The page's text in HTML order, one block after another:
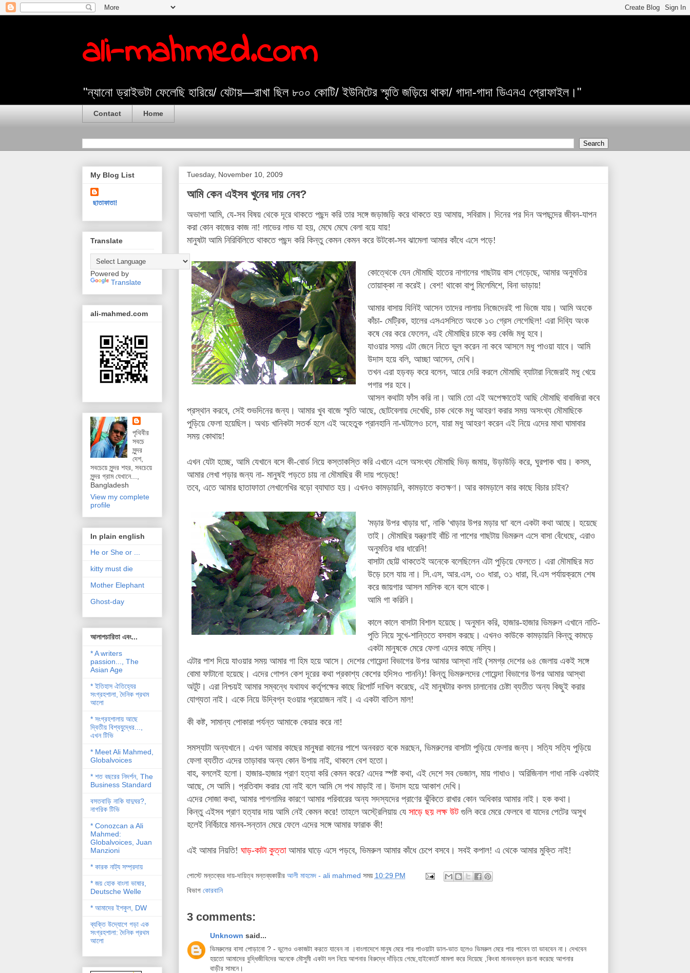
ali-mahmed.com
"ন্যানো ড্রাইভটা ফেলেছি হারিয়ে/ যেটায়—রাখা ছিল ৮০০ কোটি/ ইউনিটের স্মৃতি জড়িয়ে থাকা/ গাদা-গাদা ডিএনএ প্রোফাইল।"
Contact Home
Tuesday, November 10, 2009
আমি কেন এইসব খুনের দায় নেব?
অভাগা আমি, যে-সব বিষয় থেকে দূরে থাকতে পছন্দ করি তার সঙ্গে জড়াজড়ি করে থাকতে হয় আমায়, সবিরাম। দিনের পর দিন অপছন্দের জীবন-যাপন
করা কোন কাজের কাজ না! লাভের লাভ যা হয়, মেঘে মেঘে বেলা বয়ে যায়!
মানুষটা আমি নিরিবিলিতে থাকতে পছন্দ করি কিন্তু কেমন কেমন করে উটকো-সব ঝামেলা আমার কাঁধে এসে পড়ে!
কোত্থেকে যেন মৌমাছি হাতের নাগালের গাছটায় বাস গেড়েছে, আমার অনুমতির
তোয়াক্কা না করেই। বেশ! থাকো বাপু মিলেমিশে, বিনা ভাড়ায়!
আমার বাসায় যিনিই আসেন তাদের লালায় নিজেদেরই পা ভিজে যায়। আমি অংকে
কাঁচা- মেট্রিক, হালের এসএসসিতে অংকে ১৩ গ্রেস লেগেছিল! এরা দিব্যি অংক
কষে বের করে ফেলেন, এই মৌমাছির চাকে কয় কেজি মধু হবে।
যাওয়ার সময় এটা জেনে নিতে ভুল করেন না কবে আসলে মধু পাওয়া যাবে। আমি
উদাস হয়ে বলি, আচ্ছা আসেন, দেখি।
তখন এরা হড়বড় করে বলেন, আরে দেরি করলে মৌমাছি ব্যাটারা নিজেরাই মধু খেয়ে
পগার পর হবে।
আসল কথাটা ফাঁস করি না। আমি তো এই অপেক্ষাতেই আছি মৌমাছি বাবাজিরা কবে
প্রস্থান করবে, সেই শুভদিনের জন্য। আমার খুব বাজে স্মৃতি আছে, ছোটবেলায় দেখেছি, চাক থেকে মধু আহরণ করার সময় অসংখ্য মৌমাছিকে
পুড়িয়ে ফেলা হয়েছিল। অথচ খানিকটা সতর্ক হলে এই অহেতুক প্রানহানি না-ঘটালেও চলে, যারা মধু আহরণ করেন এই নিয়ে এদের মাথা ঘামাবার
সময় কোথায়!
এখন যেটা হচ্ছে, আমি যেখানে বসে কী-বোর্ড নিয়ে কস্তাকস্তি করি এখানে এসে অসংখ্য মৌমাছি ভিড় জমায়, উড়াউড়ি করে, ঘুরপাক খায়। কসম,
আমার লেখা পড়ার জন্য না- মানুষই পড়তে চায় না মৌমাছির কী দায় পড়েছে!
তবে, এতে আমার ছাতাফাতা লেখালেখির বড়ো ব্যাঘাত হয়। এখনও কামড়ায়নি, কামড়াতে কতক্ষণ। আর কামড়ালে কার কাছে বিচার চাইব?
'মড়ার উপর খাড়ার ঘা', নাকি 'খাড়ার উপর মড়ার ঘা' বলে একটা কথা আছে। হয়েছে
তাই। মৌমাছির যন্ত্রণাই বাঁচি না পাশের গাছটায় ভিমরুল এসে বাসা বেঁধেছে, এরাও
অনুমতির ধার ধারেনি!
বাসাটা ছোট্ট থাকতেই অনেকে বলেছিলেন এটা পুড়িয়ে ফেলতে। এরা মৌমাছির মত
উড়ে চলে যায় না। সি.এস, আর.এস, ৩০ ধারা, ৩১ ধারা, বি.এস পর্যায়ক্রমে শেষ
করে জায়গার আসল মালিক বনে বসে থাকে।
আমি গা করিনি।
কালে কালে বাসাটা বিশাল হয়েছে। অনুমান করি, হাজার-হাজার ভিমরুল এখানে নাতি-
পুতি নিয়ে সুখে-শান্তিতে বসবাস করছে। এখনও কাউকে কামড়ায়নি কিন্তু কামড়ে
একটা মানুষকে মেরে ফেলা এদের কাছে নস্যি।
এটার পাশ দিয়ে যাওয়ার সময় আমার গা হিম হয়ে আসে। দেশের গোয়েন্দা বিভাগের উপর আমার আস্থা নাই (সমগ্র দেশের ৬৪ জেলায় একই সঙ্গে
বোমা ফাটানো হয়েছে। এদের গোপন কেশ দূরের কথা প্রকাশ্য কেশের হদিসও পাননি)! কিন্তু ভিমরুলদের গোয়েন্দা বিভাগের উপর আমার আস্থা
অটুট। এরা নিশ্চয়ই আমার সম্বন্ধে যথাযথ কর্তৃপক্ষের কাছে রিপোর্ট দাখিল করেছে, এই মানুষটার কলম চালানোর চেষ্টা ব্যতীত অন্য কিছুই করার
যোগ্যতা নাই। একে নিয়ে উদ্বিগ্ন হওয়ার প্রয়োজন নাই। এ একটা বাতিল মাল!
কী কষ্ট, সামান্য পোকারা পর্যন্ত আমাকে কেয়ার করে না!
সমস্যাটা অন্যখানে। এখন আমার কাছের মানুষরা কানের পাশে অনবরত বকে মরছেন, ভিমরুলের বাসাটা পুড়িয়ে ফেলার জন্য। সত্যি সত্যি পুড়িয়ে
ফেলা ব্যতীত এদের তাড়াবার অন্য কোন উপায় নাই, থাকলে বেশ হতো।
বাহ, বললেই হলো। হাজার-হাজার প্রাণ হত্যা করি কেমন করে? এদের স্পষ্ট কথা, এই দেশে সব ভেজাল, মায় গাধাও। অরিজিনাল গাধা নাকি একটাই
আছে, সে আমি। প্রতিবাদ করার যো নাই বলে আমি সে পথ মাড়াই না। উদাস হয়ে আকাশ দেখি।
এদের সোজা কথা, আমার পাগলামির কারণে আমার পরিবারের অন্য সদস্যদের প্রাণের ঝুঁকিতে রাখার কোন অধিকার আমার নাই। হক কথা।
কিন্তু এইসব প্রাণ হত্যার দায় আমি নেই কেমন করে! তাহলে অস্ট্রেলিয়ায় যে সাড়ে ছয় লক্ষ উটগুলি করে মেরে ফেলবে বা যাদের পেটের অসুখ
হলেই নির্বিচারে মানব-সন্তান মেরে ফেলে এদের সঙ্গে আমার ফারাক কী!
এই আমার নিয়তি! ঘাড়-কাটা কুত্তাআমার ঘাড়ে এসে পড়বে, ভিমরুল আমার কাঁধে চেপে বসবে। সবই কপাল! এ থেকে আমার মুক্তি নাই!
পোস্টে মন্তব্যের দায়-দায়িত্ব মন্তব্যকারীর আলী মাহমেদ - ali mahmed সময় 10:29 PM
বিভাগ কোরবানি
3 comments:
Unknown said...
ভিমরুলের বাসা পোড়ানো ? - ভুলেও ওকাজটা করতে যাবেন না ।বাংলাদেশে মানুষ মেরে পার পাওয়াটা ডাল-ভাত হলেও ভিমরুল মেরে পার পাবেন তা ভাববেন না। দেখবেন
হয়তো আমাদের বুদ্ধিজীবিদের অনেকে মৌসুমী একটা দল নিয়ে আপনার বিরুদ্ধে দাঁড়িয়ে গেছে,হাইকোর্টে মামলা করে দিয়েছে ,কিংবা মানববন্ধন রচনা করেছে আপনার
বাড়ীর সামনে।
My Blog List
ছাতাফাতা!
Translate
Powered by
Translate
ali-mahmed.com
পৃথিবীর
সবচে
সুন্দর
দেশ,
সবচেয়ে সুন্দর শহর, সবচেয়ে
সুন্দর গ্রাম যেখানে...,
Bangladesh
View my complete
profile
In plain english
He or She or ...
kitty must die
Mother Elephant
Ghost-day
আলাপচারিতা এবং...
* A writers
passion..., The
Asian Age
* ইতিহাস ঐতিহ্যের
সংগ্রহশালা, দৈনিক প্রথম
আলো
* সংগ্রহশালায় আছে
দ্বিতীয় বিশ্বযু্দ্ধের...,
এখন টিভি
* Meet Ali Mahmed,
Globalvoices
* শত বছরের নিদর্শন, The
Business Standard
বসতবাড়ি নাকি যাদুঘর?,
নাগরিক টিভি
* Conozcan a Ali
Mahmed:
Globalvoices, Juan
Manzioni
* কারক নাট্য সম্প্রদায়
* জয় হোক বাংলা ভাষার,
Deutsche Welle
* আমাদের ইশকুল, DW
ব্যক্তি উদ্যোগে গড়া এক
সংগ্রহশালা: দৈনিক প্রথম
আলো